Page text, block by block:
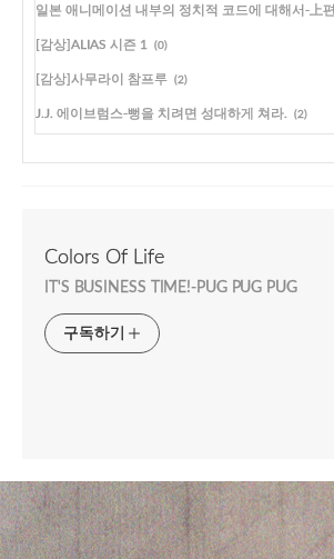
일본 애니메이션 내부의 정치적 코드에 대해서-上편
[감상]ALIAS 시즌 1 (0)
[감상]사무라이 참프루 (2)
J.J. 에이브럼스-뻥을 치려면 성대하게 쳐라. (2)
Colors Of Life
IT'S BUSINESS TIME!-PUG PUG PUG
구독하기